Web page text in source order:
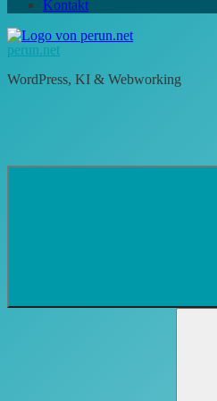
Kontakt
perun.net
WordPress, KI & Webworking
Suchformular